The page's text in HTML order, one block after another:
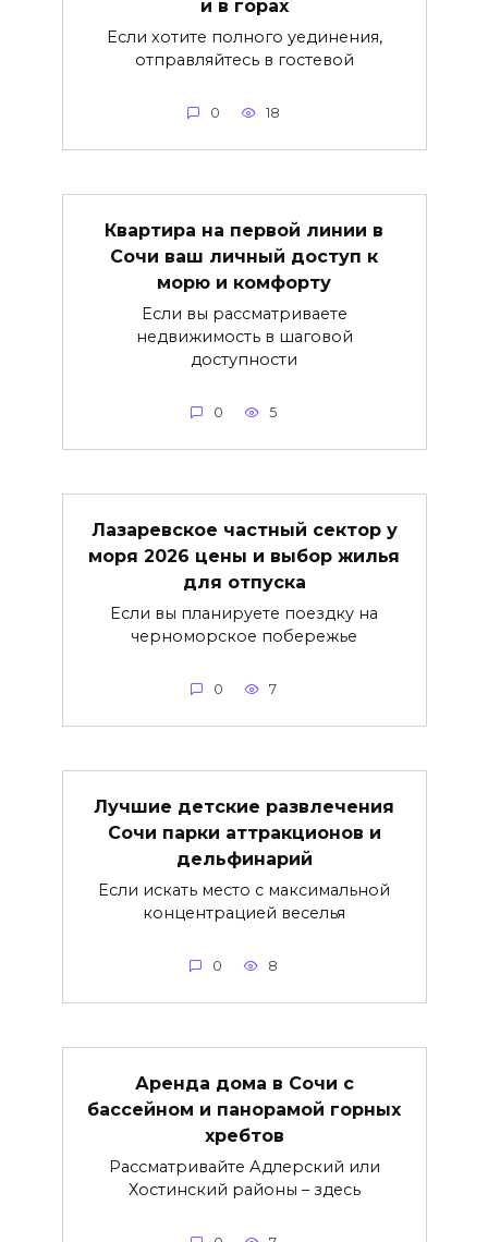
и в горах
Если хотите полного уединения,
отправляйтесь в гостевой
0 18
Квартира на первой линии в
Сочи ваш личный доступ к
морю и комфорту
Если вы рассматриваете
недвижимость в шаговой
доступности
0 5
Лазаревское частный сектор у
моря 2026 цены и выбор жилья
для отпуска
Если вы планируете поездку на
черноморское побережье
0 7
Лучшие детские развлечения
Сочи парки аттракционов и
дельфинарий
Если искать место с максимальной
концентрацией веселья
0 8
Аренда дома в Сочи с
бассейном и панорамой горных
хребтов
Рассматривайте Адлерский или
Хостинский районы – здесь